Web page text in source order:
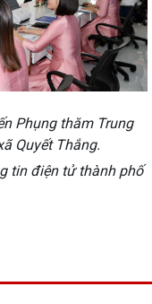
Phụng thăm Trung
Quyết Thắng.
tin điện tử thành phố